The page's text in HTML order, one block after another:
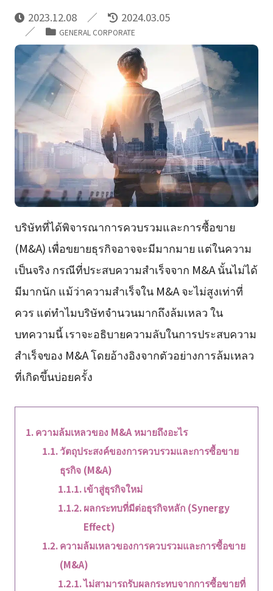
2023.12.08 2024.03.05
GENERAL CORPORATE
บริษัทที่ได้พิจารณาการควบรวมและการซื้อขาย
(M&A) เพื่อขยายธุรกิจอาจจะมีมากมาย แต่ในความ
เป็นจริง กรณีที่ประสบความสำเร็จจาก M&A นั้นไม่ได้
มีมากนัก แม้ว่าความสำเร็จใน M&A จะไม่สูงเท่าที่
ควร แต่ทำไมบริษัทจำนวนมากถึงล้มเหลว ใน
บทความนี้ เราจะอธิบายความลับในการประสบความ
สำเร็จของ M&A โดยอ้างอิงจากตัวอย่างการล้มเหลว
ที่เกิดขึ้นบ่อยครั้ง
ความล้มเหลวของ M&A หมายถึงอะไร
วัตถุประสงค์ของการควบรวมและการซื้อขาย
ธุรกิจ (M&A)
เข้าสู่ธุรกิจใหม่
ผลกระทบที่มีต่อธุรกิจหลัก (Synergy
Effect)
ความล้มเหลวของการควบรวมและการซื้อขาย
(M&A)
ไม่สามารถรับผลกระทบจากการซื้อขายที่